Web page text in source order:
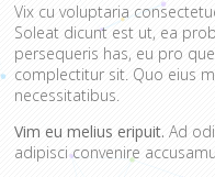
Vix cu voluptaria
Soleat dicunt est ut, ea
persequeris has, eu pro
complectitur sit. Quo eius
necessitatibus.
Vim eu melius eripuit. Ad
adipisci convenire